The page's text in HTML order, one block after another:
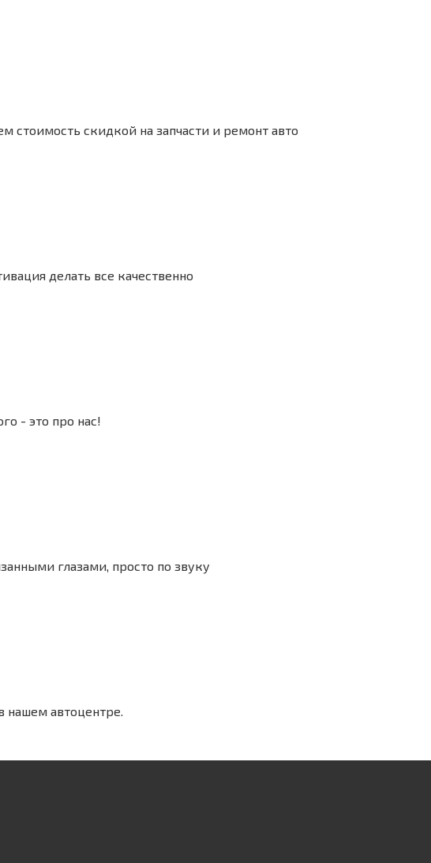
стоимость скидкой на запчасти и ремонт авто
делать все качественно
- это про нас!
глазами, просто по звуку
автоцентре.